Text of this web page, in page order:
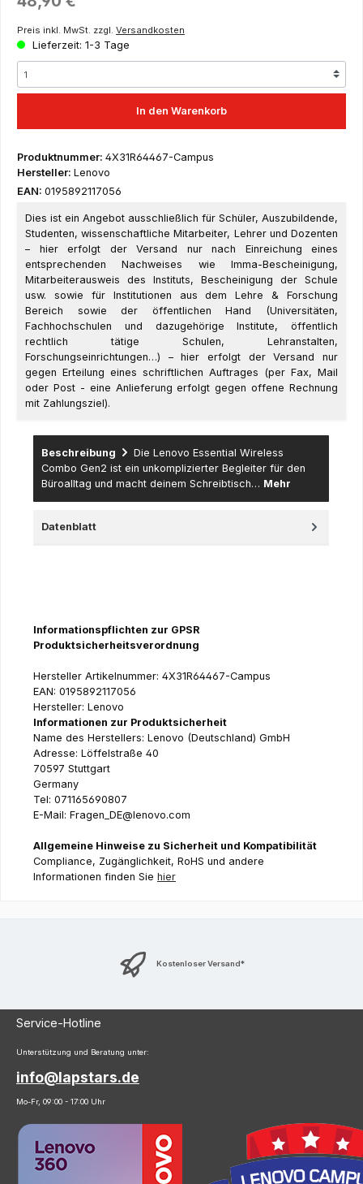
Preis inkl. MwSt. zzgl. Versandkosten
Lieferzeit: 1-3 Tage
In den Warenkorb
Produktnummer: 4X31R64467-Campus
Hersteller: Lenovo
EAN: 0195892117056
Dies ist ein Angebot ausschließlich für Schüler, Auszubildende,
Studenten, wissenschaftliche Mitarbeiter, Lehrer und Dozenten
– hier erfolgt der Versand nur nach Einreichung eines
entsprechenden Nachweises wie Imma-Bescheinigung,
Mitarbeiterausweis des Instituts, Bescheinigung der Schule
usw. sowie für Institutionen aus dem Lehre & Forschung
Bereich sowie der öffentlichen Hand (Universitäten,
Fachhochschulen und dazugehörige Institute, öffentlich
rechtlich tätige Schulen, Lehranstalten,
Forschungseinrichtungen…) – hier erfolgt der Versand nur
gegen Erteilung eines schriftlichen Auftrages (per Fax, Mail
oder Post - eine Anlieferung erfolgt gegen offene Rechnung
mit Zahlungsziel).
Beschreibung
Die Lenovo Essential Wireless
Combo Gen2 ist ein unkomplizierter Begleiter für den
Büroalltag und macht deinem Schreibtisch… Mehr
Datenblatt
Informationspflichten zur GPSR
Produktsicherheitsverordnung
Hersteller Artikelnummer: 4X31R64467-Campus
EAN: 0195892117056
Hersteller: Lenovo
Informationen zur Produktsicherheit
Name des Herstellers: Lenovo (Deutschland) GmbH
Adresse: Löffelstraße 40
70597 Stuttgart
Germany
Tel: 071165690807
E-Mail: Fragen_DE@lenovo.com
Allgemeine Hinweise zu Sicherheit und Kompatibilität
Compliance, Zugänglichkeit, RoHS und andere
Informationen finden Sie hier
Kostenloser Versand*
Service-Hotline
Unterstützung und Beratung unter:
info@lapstars.de
Mo-Fr, 09:00 - 17:00 Uhr